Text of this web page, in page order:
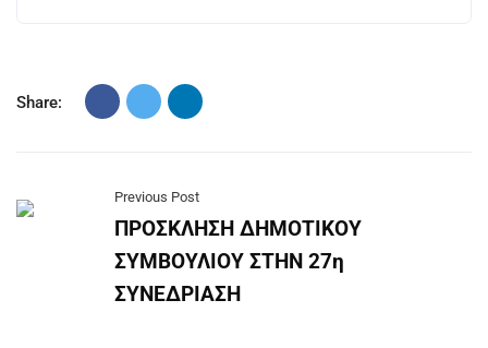
Share:
Previous Post
ΠΡΟΣΚΛΗΣΗ ΔΗΜΟΤΙΚΟΥ
ΣΥΜΒΟΥΛΙΟΥ ΣΤΗΝ 27η
ΣΥΝΕΔΡΙΑΣΗ